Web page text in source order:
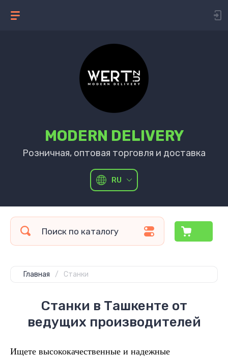
MODERN DELIVERY
Розничная, оптовая торговля и доставка
RU
Главная / Станки
Станки в Ташкенте от
ведущих производителей
Ищете высококачественные и надежные